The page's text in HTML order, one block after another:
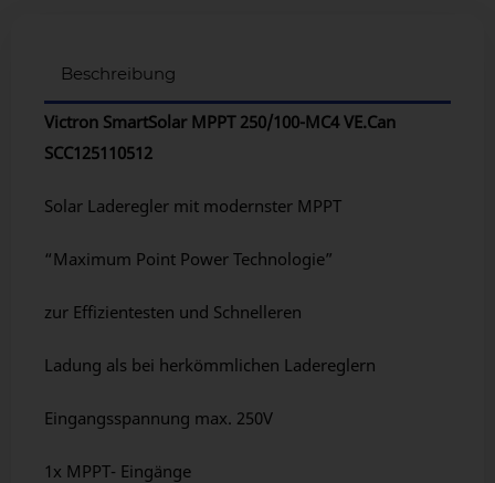
Beschreibung
Victron SmartSolar MPPT 250/100-MC4 VE.Can
SCC125110512
Solar Laderegler mit modernster MPPT
“Maximum Point Power Technologie”
zur Effizientesten und Schnelleren
Ladung als bei herkömmlichen Ladereglern
Eingangsspannung max. 250V
1x MPPT- Eingänge